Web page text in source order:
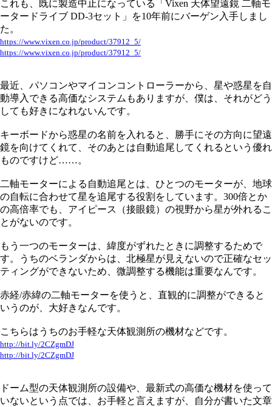
これも、既に製造中止になっている「Vixen 天体望遠鏡 二軸モ
ータードライブ DD-3セット」を10年前にバーゲン入手しまし
た。
https://www.vixen.co.jp/product/37912_5/
https://www.vixen.co.jp/product/37912_5/
最近、パソコンやマイコンコントローラーから、星や惑星を自
動導入できる高価なシステムもありますが、僕は、それがどう
しても好きになれないんです。
キーボードから惑星の名前を入れると、勝手にその方向に望遠
鏡を向けてくれて、そのあとは自動追尾してくれるという優れ
ものですけど……。
二軸モーターによる自動追尾とは、ひとつのモーターが、地球
の自転に合わせて星を追尾する役割をしています。300倍とか
の高倍率でも、アイピース（接眼鏡）の視野から星が外れるこ
とがないのです。
もう一つのモーターは、緯度がずれたときに調整するためで
す。うちのベランダからは、北極星が見えないので正確なセッ
ティングができないため、微調整する機能は重要なんです。
赤経/赤緯の二軸モーターを使うと、直観的に調整ができると
いうのが、大好きなんです。
こちらはうちのお手軽な天体観測所の機材などです。
http://bit.ly/2CZgmDJ
http://bit.ly/2CZgmDJ
ドーム型の天体観測所の設備や、最新式の高価な機材を使って
いないという点では、お手軽と言えますが、自分が書いた文章